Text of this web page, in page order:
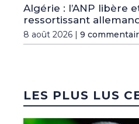
Algérie : l’ANP libère
ressortissant
8 août 2026 | 9
LES PLUS LUS